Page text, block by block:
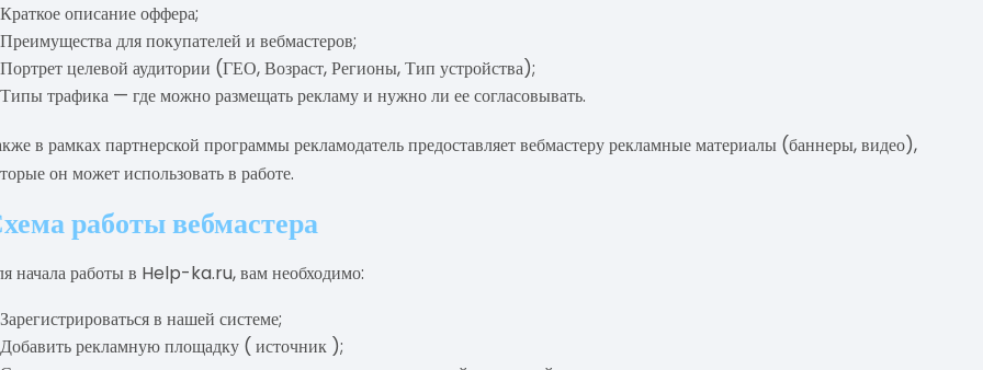
Краткое описание оффера;
Преимущества для покупателей и вебмастеров;
Портрет целевой аудитории (ГЕО, Возраст, Регионы, Тип устройства);
Типы трафика — где можно размещать рекламу и нужно ли ее согласовывать.
в рамках партнерской программы рекламодатель предоставляет вебмастеру рекламные материалы (баннеры, видео),
он может использовать в работе.
работы вебмастера
начала работы в Help-ka.ru, вам необходимо:
Зарегистрироваться в нашей системе;
Добавить рекламную площадку ( источник );